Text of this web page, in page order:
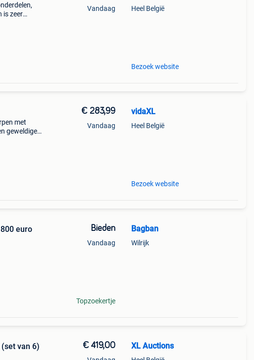
is zeer
Vandaag Heel België
Bezoek website
met
geweldige
€ 283,99
Vandaag
vidaXL
Heel België
Bezoek website
euro Bieden
Vandaag
Topzoekertje
Bagban
Wilrijk
van 6)
€ 419,00 XL Auctions